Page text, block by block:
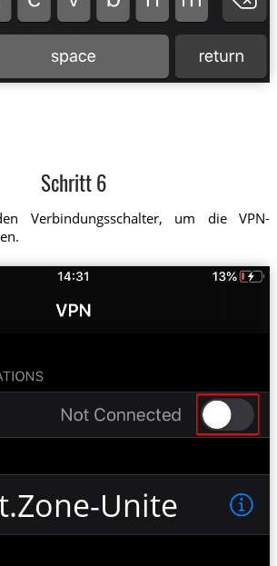
Schritt 6
Verbindungsschalter, um die VPN-
United-